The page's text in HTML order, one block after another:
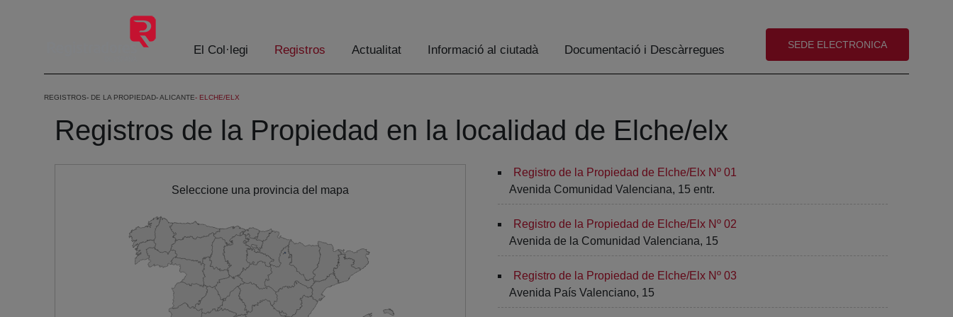
Salta al contingut principal
El Col·legi Registros Actualitat Informació al ciutadà Documentació i Descàrregues (abre en nueva ventana)
SEDE ELECTRONICA
REGISTROS DE LA PROPIEDAD ALICANTE ELCHE/ELX
Registros de la Propiedad en la localidad de Elche/elx
Seleccione una provincia del mapa
Registro de la Propiedad de Elche/Elx Nº 01
Avenida Comunidad Valenciana, 15 entr.
Registro de la Propiedad de Elche/Elx Nº 02
Avenida de la Comunidad Valenciana, 15
Registro de la Propiedad de Elche/Elx Nº 03
Avenida País Valenciano, 15